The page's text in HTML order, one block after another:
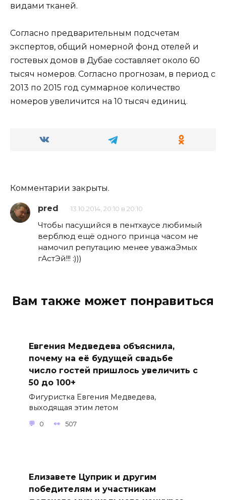
видами тканей.
Согласно предварительным подсчетам
экспертов, общий номерной фонд отелей и
гостевых домов в Дубае составляет около 60
тысяч номеров. Согласно прогнозам, в период с
2013 по 2015 год суммарное количество
номеров увеличится на 10 тысяч единиц.
Комментарии закрыты.
pred 13.10.2014, 20:10 в 20:10
Чтобы пасущийся в пентхаусе любимый
верблюд ещё одного принца часом не
намочил репутацию менее уважаЭмых
гАстЭй!!! :)))
Вам также может понравиться
Евгения Медведева объяснила,
почему на её будущей свадьбе
число гостей пришлось увеличить с
50 до 100+
Фигуристка Евгения Медведева,
выходящая этим летом
0 507
Елизавете Цуприк и другим
победителям и участникам